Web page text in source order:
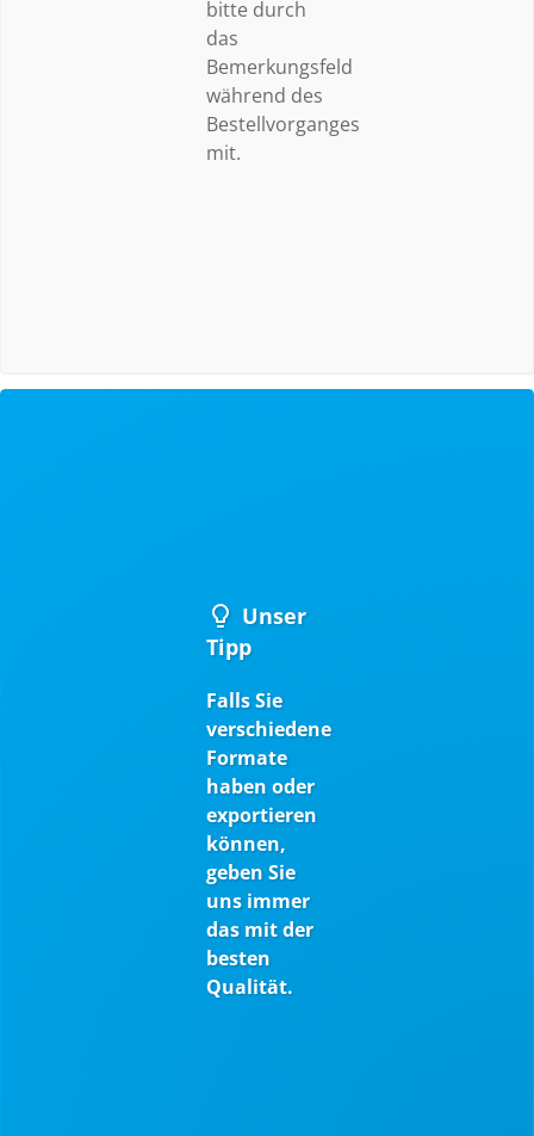
bitte durch
das
Bemerkungsfeld
während des
Bestellvorganges
mit.
Unser
Tipp
Falls Sie
verschiedene
Formate
haben oder
exportieren
können,
geben Sie
uns immer
das mit der
besten
Qualität.